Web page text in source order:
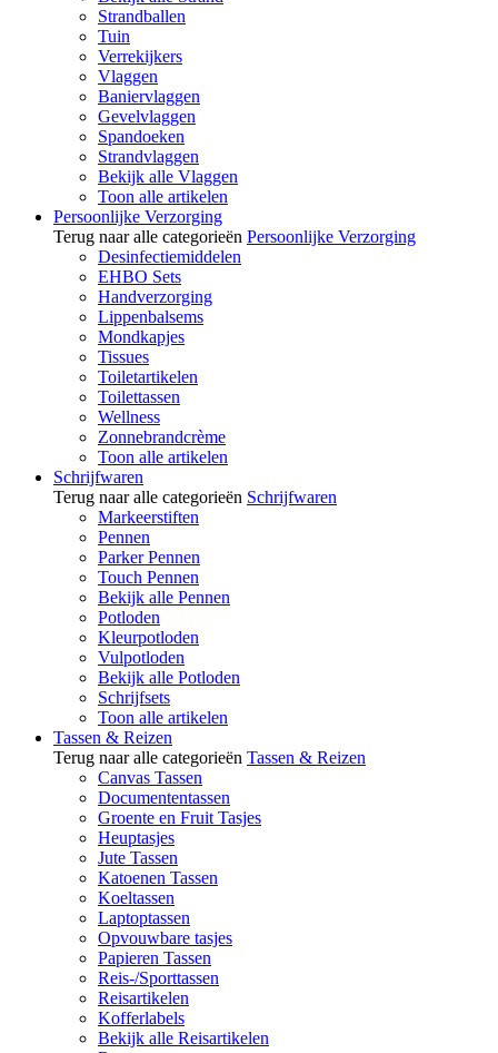
Strandballen
Tuin
Verrekijkers
Vlaggen
Baniervlaggen
Gevelvlaggen
Spandoeken
Strandvlaggen
Bekijk alle Vlaggen
Toon alle artikelen
Persoonlijke Verzorging
Terug naar alle categorieën Persoonlijke Verzorging
Desinfectiemiddelen
EHBO Sets
Handverzorging
Lippenbalsems
Mondkapjes
Tissues
Toiletartikelen
Toilettassen
Wellness
Zonnebrandcrème
Toon alle artikelen
Schrijfwaren
Terug naar alle categorieën Schrijfwaren
Markeerstiften
Pennen
Parker Pennen
Touch Pennen
Bekijk alle Pennen
Potloden
Kleurpotloden
Vulpotloden
Bekijk alle Potloden
Schrijfsets
Toon alle artikelen
Tassen & Reizen
Terug naar alle categorieën Tassen & Reizen
Canvas Tassen
Documententassen
Groente en Fruit Tasjes
Heuptasjes
Jute Tassen
Katoenen Tassen
Koeltassen
Laptoptassen
Opvouwbare tasjes
Papieren Tassen
Reis-/Sporttassen
Reisartikelen
Kofferlabels
Bekijk alle Reisartikelen